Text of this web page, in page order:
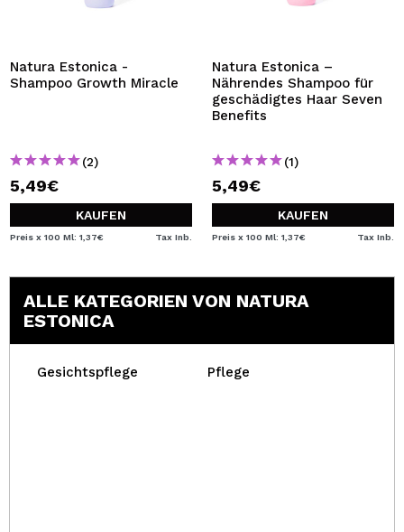
Durch die Erstellung eines Kontos bei Maquillalia.de
können Sie Ihre Einkäufe schnell tätigen, den Status Ihrer
Bestellungen überprüfen und Ihre bisherigen Vorgänge
BENUTZERKONTO ERSTELLEN
Natura Estonica -
Shampoo Growth Miracle
(2)
5,49€
KAUFEN
Preis x 100 Ml: 1,37€ Tax Inb.
Natura Estonica –
Nährendes Shampoo für
geschädigtes Haar Seven
Benefits
(1)
5,49€
KAUFEN
Preis x 100 Ml: 1,37€ Tax Inb.
ALLE KATEGORIEN VON NATURA
ESTONICA
Gesichtspflege Pflege